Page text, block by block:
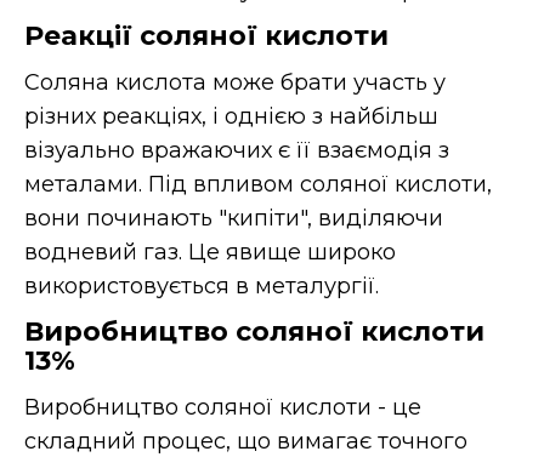
Реакції соляної кислоти
Соляна кислота може брати участь у
різних реакціях, і однією з найбільш
візуально вражаючих є її взаємодія з
металами. Під впливом соляної кислоти,
вони починають "кипіти", виділяючи
водневий газ. Це явище широко
використовується в металургії.
Виробництво соляної кислоти
13%
Виробництво соляної кислоти - це
складний процес, що вимагає точного